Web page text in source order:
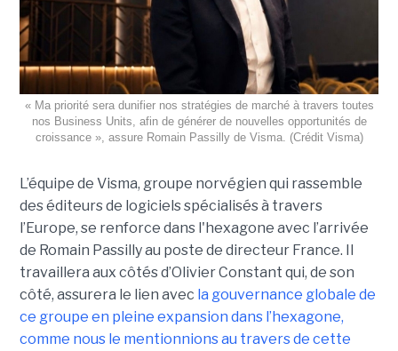
« Ma priorité sera dunifier nos stratégies de marché à travers toutes
nos Business Units, afin de générer de nouvelles opportunités de
croissance », assure Romain Passilly de Visma. (Crédit Visma)
L’équipe de Visma, groupe norvégien qui rassemble
des éditeurs de logiciels spécialisés à travers
l’Europe, se renforce dans l'hexagone avec l’arrivée
de Romain Passilly au poste de directeur France. Il
travaillera aux côtés d’Olivier Constant qui, de son
côté, assurera le lien avec la gouvernance globale de
ce groupe en pleine expansion dans l’hexagone,
comme nous le mentionnions au travers de cette